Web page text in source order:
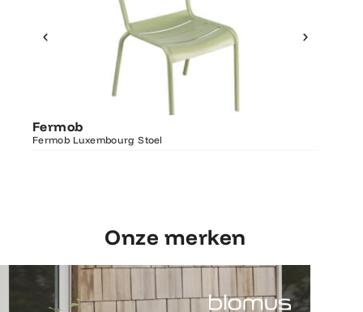
Fermob
Fermob Luxembourg Stoel
Ontdek Fermob
Luxembourg Stoel
Onze merken